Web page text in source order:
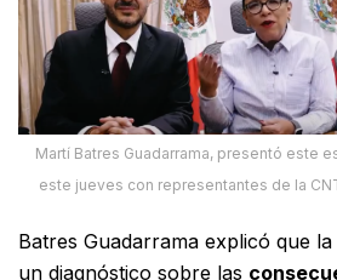
Martí Batres Guadarrama, presentó este
este jueves con representantes de la
Batres Guadarrama explicó que
un diagnóstico sobre las